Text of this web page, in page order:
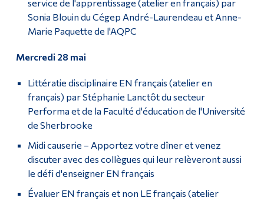
service de l'apprentissage (atelier en français) par
Sonia Blouin du Cégep André-Laurendeau et Anne-
Marie Paquette de l'AQPC
Mercredi 28 mai
Littératie disciplinaire EN français (atelier en
français) par Stéphanie Lanctôt du secteur
Performa et de la Faculté d'éducation de l'Université
de Sherbrooke
Midi causerie – Apportez votre dîner et venez
discuter avec des collègues qui leur relèveront aussi
le défi d'enseigner EN français
Évaluer EN français et non LE français (atelier